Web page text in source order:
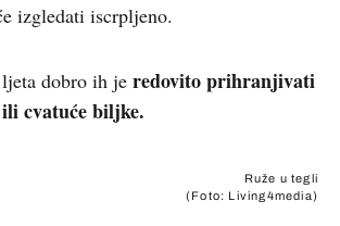
izgledati iscrpljeno.
dobro ih je redovito prihranjivati
cvatuće biljke.
Ruže u tegli
(Foto: Living4media)